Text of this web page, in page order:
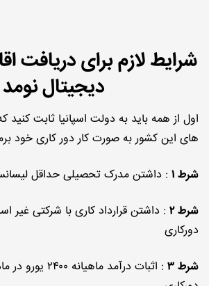
شرایط لازم برای دریافت
دیجیتال نومد
اول از همه باید به دولت اسپانیا ثابت
های این کشور به صورت کار دور کاری خود
شرط ۱ : داشتن مدرک تحصیلی حداقل
شرط ۲
: داشتن قرارداد کاری با شرکتی غیر
دورکاری
شرط ۳
: اثبات درآمد